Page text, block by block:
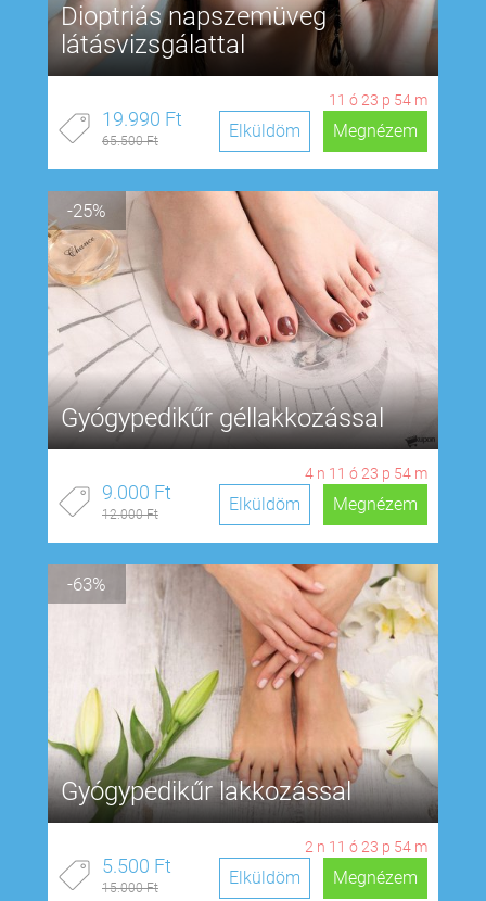
Dioptriás napszemüveg
látásvizsgálattal
11 ó 23 p 53 m
19.990 Ft
65.500 Ft Megnézem
Elküldöm
-25%
Gyógypedikűr géllakkozással
4 n 11 ó 23 p 53 m
9.000 Ft
12.000 Ft Megnézem
Elküldöm
-63%
Gyógypedikűr lakkozással
2 n 11 ó 23 p 53 m
5.500 Ft
15.000 Ft Megnézem
Elküldöm